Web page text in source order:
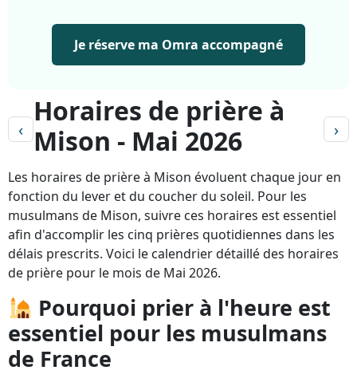
Je réserve ma Omra accompagné
‹
Horaires de prière à
Mison - Mai 2026
›
Les horaires de prière à Mison évoluent chaque jour en
fonction du lever et du coucher du soleil. Pour les
musulmans de Mison, suivre ces horaires est essentiel
afin d'accomplir les cinq prières quotidiennes dans les
délais prescrits. Voici le calendrier détaillé des horaires
de prière pour le mois de Mai 2026.
Pourquoi prier à l'heure est
essentiel pour les musulmans
de France